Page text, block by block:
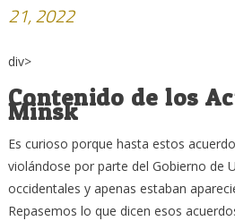
21, 2022
div>
Contenido de los
Minsk
Es curioso porque hasta estos
violándose por parte del Gobierno de
occidentales y apenas estaban
Repasemos lo que dicen esos